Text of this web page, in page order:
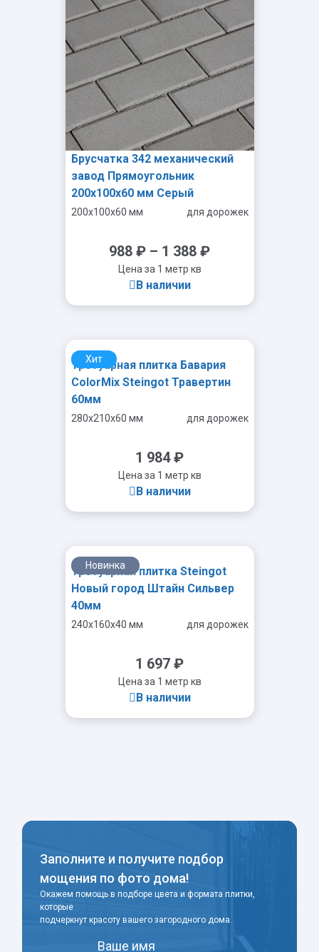
Брусчатка 342 механический
завод Прямоугольник
200х100х60 мм Серый
200x100x60 мм для дорожек
988 ₽ – 1 388 ₽
Цена за 1 метр кв
В наличии
- +
Хит
Тротуарная плитка Бавария
ColorMix Steingot Травертин
60мм
280x210x60 мм для дорожек
1 984₽
Цена за 1 метр кв
В наличии
- +
Новинка
Тротуарная плитка Steingot
Новый город Штайн Сильвер
40мм
240x160x40 мм для дорожек
1 697 ₽
Цена за 1 метр кв
В наличии
Заполните и получите подбор
мощения по фото дома!
Окажем помощь в подборе цвета и формата плитки,
которые
подчеркнут красоту вашего загородного дома.